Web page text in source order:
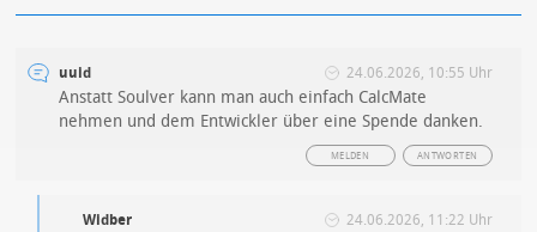
uuid 24.06.2026, 10:55 Uhr
Anstatt Soulver kann man auch einfach CalcMate
nehmen und dem Entwickler über eine Spende danken.
ANTWORTEN
MELDEN
Widber 24.06.2026, 11:22 Uhr